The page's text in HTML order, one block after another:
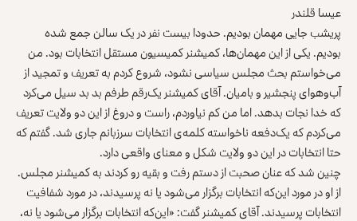
عیسا قلندر
پریشب جایی مهمان بودیم. حدودا بیست نفر در یک سالن جمع شده
بودیم. یکی از این مهمان‌ها، کمیشنر کمیسیون مستقل انتخابات بود. من
می‌خواستم بحث مجلس سیاسی نشود، شروع کردم به تعریف و تمجید از
آب‌وهوای پنجشیر و بامیان. آقای کمیشنر یک‌رقم طرفم بد بد سیل می‌کرد
که خدا نجات بدهد. اما من کم نیاوردم، راست و دروغ از این دو ولایت تعریف
می‌کردم که یک‌دفعه ناخواسته کلمه‌ی انتخابات سرزبانم جاری شد. گفتم که
حتا انتخابات در این دو ولایت شکل و معنای واقعی دارد.
چنین شد که عنان صحبت از دستم رفت و بقیه رو کردند به کمیشنر مجلس.
از او در مورد این‌که انتخابات برگزار می‌شود یا نه پرسیدند، در مورد شفافیت
انتخابات پرسیدند. آقای کمیشنر گفت: «این‌که انتخابات برگزار می‌شود یا نه،